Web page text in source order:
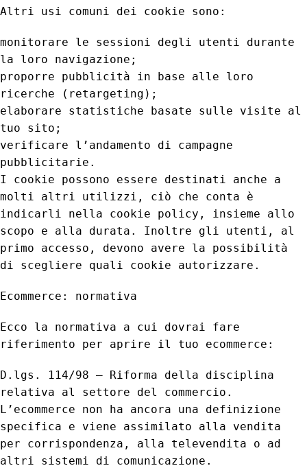
Altri usi comuni dei cookie sono:
monitorare le sessioni degli utenti durante
la loro navigazione;
proporre pubblicità in base alle loro
ricerche (retargeting);
elaborare statistiche basate sulle visite al
tuo sito;
verificare l’andamento di campagne
pubblicitarie.
I cookie possono essere destinati anche a
molti altri utilizzi, ciò che conta è
indicarli nella cookie policy, insieme allo
scopo e alla durata. Inoltre gli utenti, al
primo accesso, devono avere la possibilità
di scegliere quali cookie autorizzare.
Ecommerce: normativa
Ecco la normativa a cui dovrai fare
riferimento per aprire il tuo ecommerce:
D.lgs. 114/98 – Riforma della disciplina
relativa al settore del commercio.
L’ecommerce non ha ancora una definizione
specifica e viene assimilato alla vendita
per corrispondenza, alla televendita o ad
altri sistemi di comunicazione.